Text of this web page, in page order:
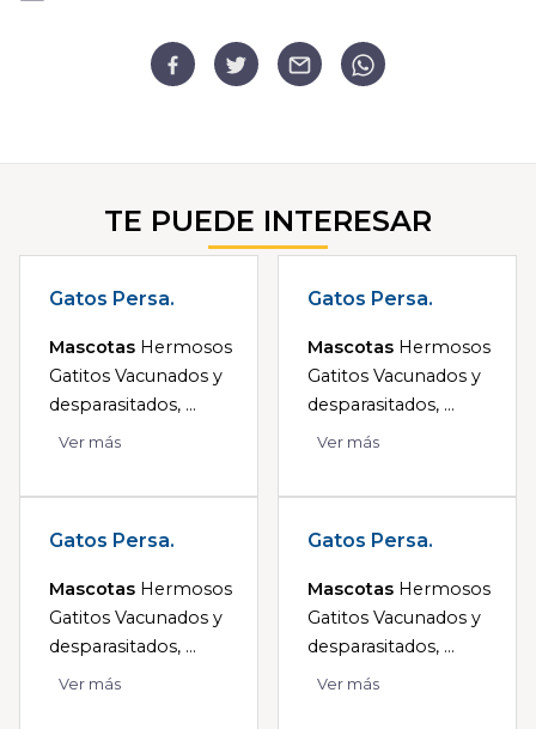
TE PUEDE INTERESAR
Gatos Persa.
Mascotas Hermosos
Gatitos Vacunados y
desparasitados, ...
Ver más
Gatos Persa.
Mascotas Hermosos
Gatitos Vacunados y
desparasitados, ...
Ver más
Gatos Persa.
Mascotas Hermosos
Gatitos Vacunados y
desparasitados, ...
Ver más
Gatos Persa.
Mascotas Hermosos
Gatitos Vacunados y
desparasitados, ...
Ver más